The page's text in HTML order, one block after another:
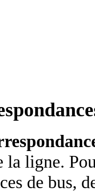
la ligne.
de bus,